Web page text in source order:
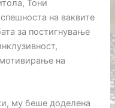
Тони
на ваквите
за постигнување
на
му беше доделена